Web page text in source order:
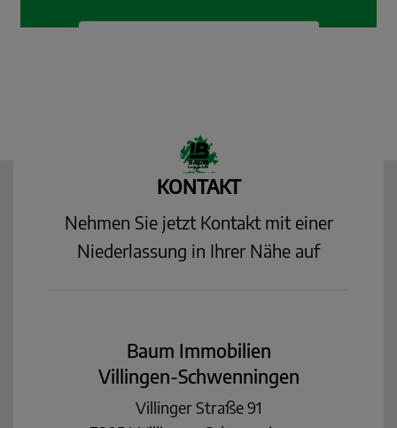
KONTAKT
Nehmen Sie jetzt Kontakt mit einer
Niederlassung in Ihrer Nähe auf
Baum Immobilien
Villingen-Schwenningen
Villinger Straße 91